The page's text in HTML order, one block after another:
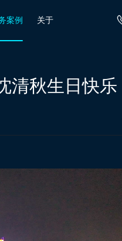
案例 关于
清秋生日快乐